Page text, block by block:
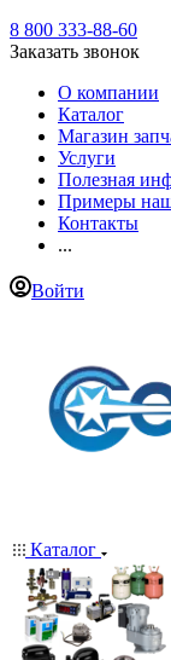
8 800 333-88-60
Заказать звонок
О компании
Каталог
Магазин
Услуги
Полезная
Примеры
Контакты
...
Войти
Каталог